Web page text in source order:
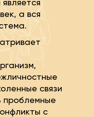
а вся
связи
проблемные
с